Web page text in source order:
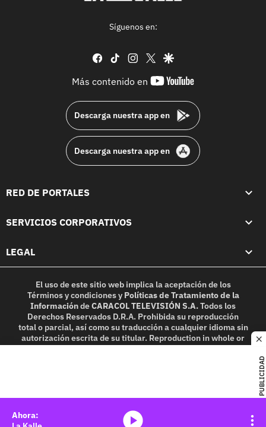
PUBLICIDAD
Síguenos en:
facebook
tiktok instagram
twittergoogle
Más contenido en
youtube-
Descarga nuestra app en
Descarga nuestra app en
RED DE PORTALES
SERVICIOS CORPORATIVOS
LEGAL
El uso de este sitio web implica la aceptación de los
Términos y condicionesy Políticas de Tratamiento de la
InformacióndeCARACOL TELEVISIÓN S.A.Todos los
Derechos Reservados D.R.A. Prohibida su reproducción
total o parcial, así como su traducción a cualquier idioma sin
autorización escrita de su titular. Reproduction in whole or